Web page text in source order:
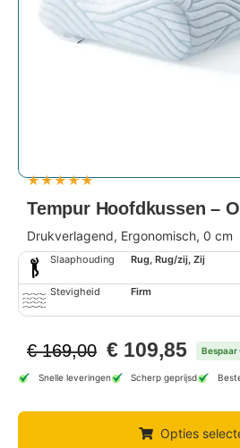
★★★★★
Tempur Hoofdkussen –
Drukverlagend, Ergonomisch, 0 cm
Slaaphouding Rug, Rug/zij, Zij
Stevigheid Firm
€169,00 € 109,85 Bespaar
Snelle leveringen Scherp geprijsd
Opties